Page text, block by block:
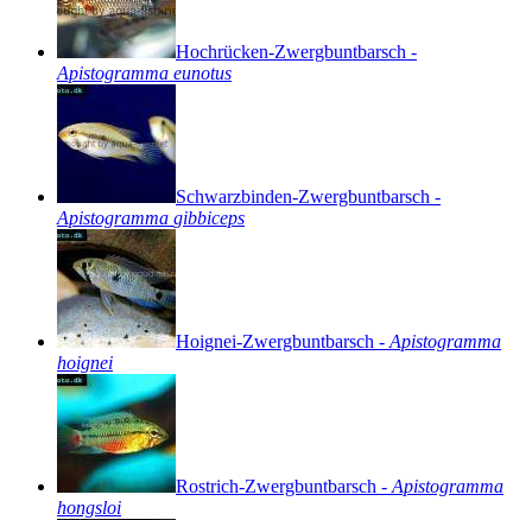
Hochrücken-Zwergbuntbarsch -
Apistogramma eunotus
Schwarzbinden-Zwergbuntbarsch -
Apistogramma gibbiceps
Hoignei-Zwergbuntbarsch - Apistogramma
hoignei
Rostrich-Zwergbuntbarsch - Apistogramma
hongsloi